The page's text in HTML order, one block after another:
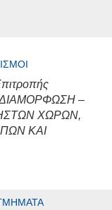
«ΔΙΑΜΟΡΦΩΣΗ –
ΧΩΡΩΝ,
ΚΑΙ